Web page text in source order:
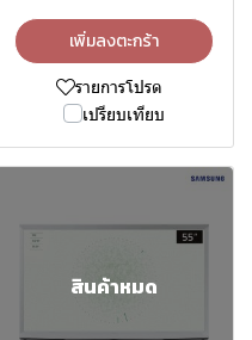
เพิ่มลงตะกร้า
รายการโปรด
เปรียบเทียบ
สินค้าหมด